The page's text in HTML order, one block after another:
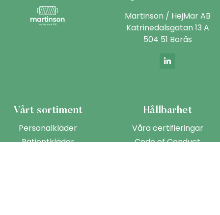
Martinson / HejMar AB
Katrinedalsgatan 13 A
504 51 Borås
Vårt sortiment
Personalkläder
Patientkläder
Hållbarhet
Våra certifieringar
Code of Conduct